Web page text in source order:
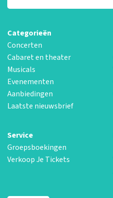
Categorieën
Concerten
Cabaret en theater
Musicals
Evenementen
Aanbiedingen
Laatste nieuwsbrief
Service
Groepsboekingen
Verkoop Je Tickets